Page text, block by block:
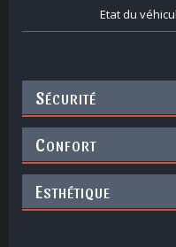
Etat du
SÉCURITÉ
CONFORT
ESTHÉTIQUE